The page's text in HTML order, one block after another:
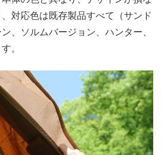
対応色は既存製品すべて（サンド
、ソルムバージョン、ハンター、
。